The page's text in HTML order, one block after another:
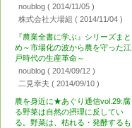
noublog ( 2014/11/05 )
株式会社大場組 ( 2014/11/04 )
『農業全書に学ぶ』シリーズまと
め～市場化の波から農を守った江
戸時代の生産革命～
noublog ( 2014/09/12 )
二見幸夫 ( 2014/09/10 )
農を身近に★あぐり通信vol.29:腐
る野菜は自然の摂理に反してい
る。野菜は、枯れる・発酵するも